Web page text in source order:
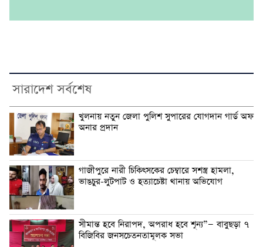
সারাদেশ সর্বশেষ
খুলনায় নতুন জেলা পুলিশ সুপারের যোগদান গার্ড অফ
অনার প্রদান
গাজীপুরে নারী চিকিৎসকের চেম্বারে সশস্ত্র হামলা,
ভাঙচুর-লুটপাট ও হত্যাচেষ্টা থানায় অভিযোগ
সীমান্ত হবে নিরাপদ, অপরাধ হবে শূন্য”— বাবুছড়া ৭
বিজিবির জনসচেতনতামূলক সভা